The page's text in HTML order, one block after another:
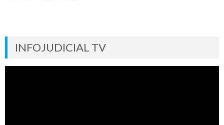
INFOJUDICIAL TV